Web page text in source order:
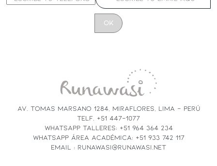
BLANK.AV. TOMAS MARSANO 1284, MIRAFLORES, LIMA - PERÚ
TELF. +51 447-1077
WHATSAPP TALLERES: +51 964 364 234
WHATSAPP ÁREA ACADÉMICA: +51 933 742 117
EMAIL : RUNAWASI@RUNAWASI.NET